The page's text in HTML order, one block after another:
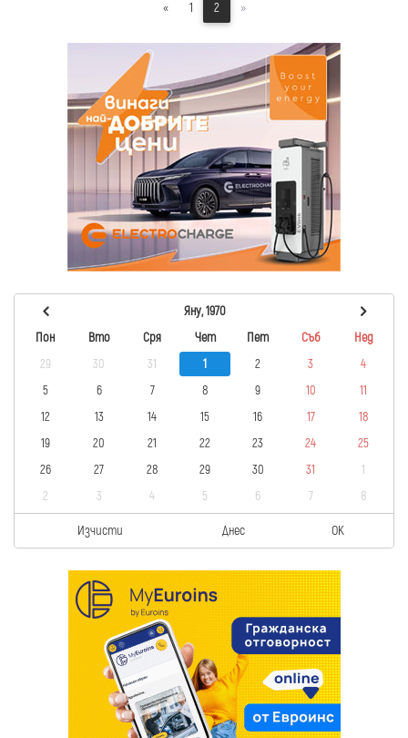
« 1 2 »
Яну, 1970
Пон
Вто Сря Чет Пет Съб
Нед
29
30 31 1 2 3
4
5
6 7 8 9 10
11
12
13 14 15 16 17
18
19
20 21 22 23 24
25
26
27 28 29 30 31
1
2
3 4 5 6 7 8
Изчисти Днес OK